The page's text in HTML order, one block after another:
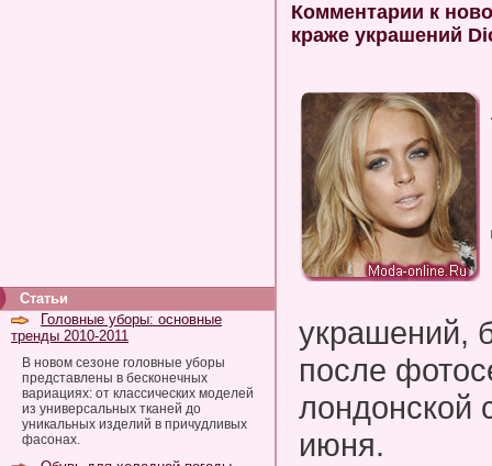
Статьи
Головные уборы: основные
тренды 2010-2011
В новом сезоне головные уборы
представлены в бесконечных
вариациях: от классических моделей
из универсальных тканей до
уникальных изделий в причудливых
фасонах.
Комментарии к
краже украшений
украшений,
после
лондонской
июня.